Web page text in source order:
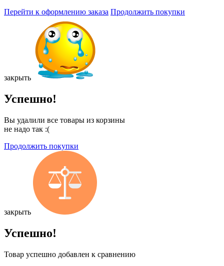
Перейти к оформлению заказа Продолжить покупки
закрыть
Успешно!
Вы удалили все товары из корзины
не надо так :(
Продолжить покупки
закрыть
Успешно!
Товар успешно добавлен к сравнению